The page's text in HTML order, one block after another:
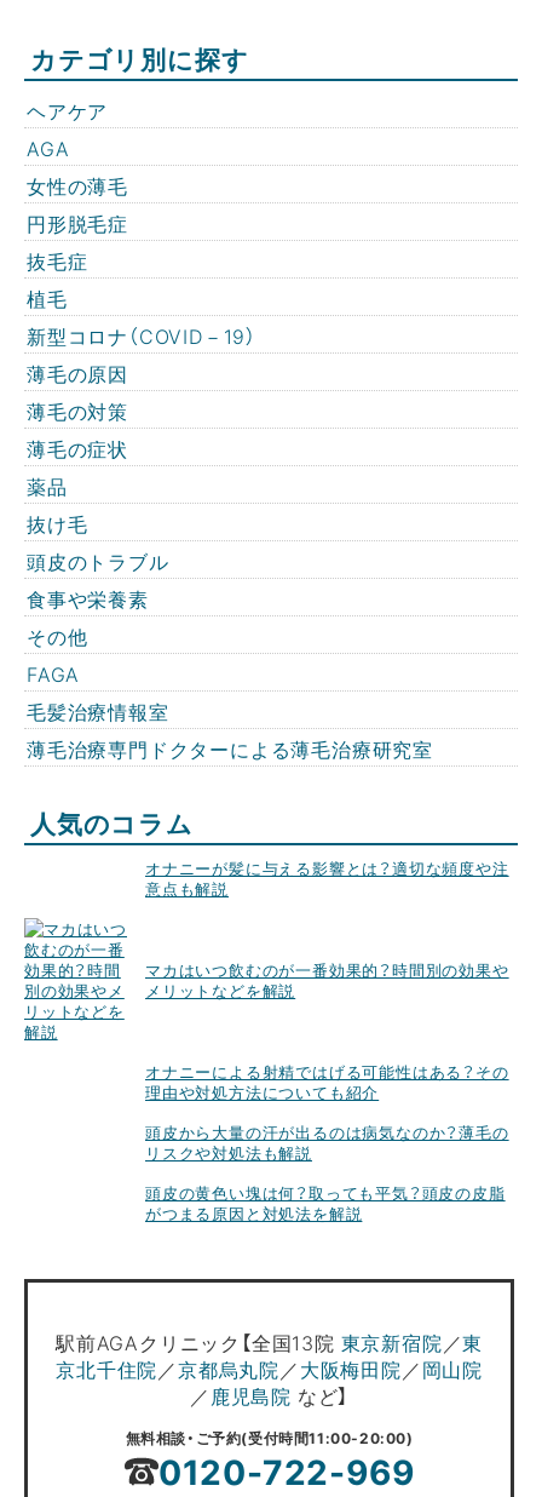
カテゴリ別に探す
ヘアケア
AGA
女性の薄毛
円形脱毛症
抜毛症
植毛
新型コロナ（COVID－19）
薄毛の原因
薄毛の対策
薄毛の症状
薬品
抜け毛
頭皮のトラブル
食事や栄養素
その他
FAGA
毛髪治療情報室
薄毛治療専門ドクターによる薄毛治療研究室
人気のコラム
オナニーが髪に与える影響とは？適切な頻度や注
意点も解説
マカはいつ飲むのが一番効果的？時間別の効果や
メリットなどを解説
オナニーによる射精ではげる可能性はある？その
理由や対処方法についても紹介
頭皮から大量の汗が出るのは病気なのか？薄毛の
リスクや対処法も解説
頭皮の黄色い塊は何？取っても平気？頭皮の皮脂
がつまる原因と対処法を解説
駅前AGAクリニック【全国13院 東京新宿院 ／東
京北千住院 ／京都烏丸院 ／大阪梅田院 ／岡山院
／ 鹿児島院 など】
無料相談・ご予約(受付時間11:00-20:00)
0120-722-969